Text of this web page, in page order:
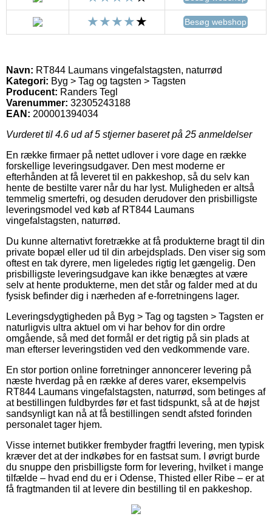
Besøg webshop
Navn: RT844 Laumans vingefalstagsten, naturrød
Kategori: Byg > Tag og tagsten > Tagsten
Producent: Randers Tegl
Varenummer: 32305243188
EAN: 200001394034
Vurderet til 4.6 ud af 5 stjerner baseret på 25 anmeldelser
En række firmaer på nettet udlover i vore dage en række
forskellige leveringsudgaver. Den mest moderne er
efterhånden at få leveret til en pakkeshop, så du selv kan
hente de bestilte varer når du har lyst. Muligheden er altså
temmelig smertefri, og desuden derudover den prisbilligste
leveringsmodel ved køb af RT844 Laumans
vingefalstagsten, naturrød.
Du kunne alternativt foretrække at få produkterne bragt til din
private bopæl eller ud til din arbejdsplads. Den viser sig som
oftest en tak dyrere, men ligeledes rigtig let gængelig. Den
prisbilligste leveringsudgave kan ikke benægtes at være
selv at hente produkterne, men det står og falder med at du
fysisk befinder dig i nærheden af e-forretningens lager.
Leveringsdygtigheden på Byg > Tag og tagsten > Tagsten er
naturligvis ultra aktuel om vi har behov for din ordre
omgående, så med det formål er det rigtig på sin plads at
man efterser leveringstiden ved den vedkommende vare.
En stor portion online forretninger annoncerer levering på
næste hverdag på en række af deres varer, eksempelvis
RT844 Laumans vingefalstagsten, naturrød, som betinges af
at bestillingen fuldbyrdes før et fast tidspunkt, så at de højst
sandsynligt kan nå at få bestillingen sendt afsted forinden
personalet tager hjem.
Visse internet butikker frembyder fragtfri levering, men typisk
kræver det at der indkøbes for en fastsat sum. I øvrigt burde
du snuppe den prisbilligste form for levering, hvilket i mange
tilfælde – hvad end du er i Odense, Thisted eller Ribe – er at
få fragtmanden til at levere din bestilling til en pakkeshop.